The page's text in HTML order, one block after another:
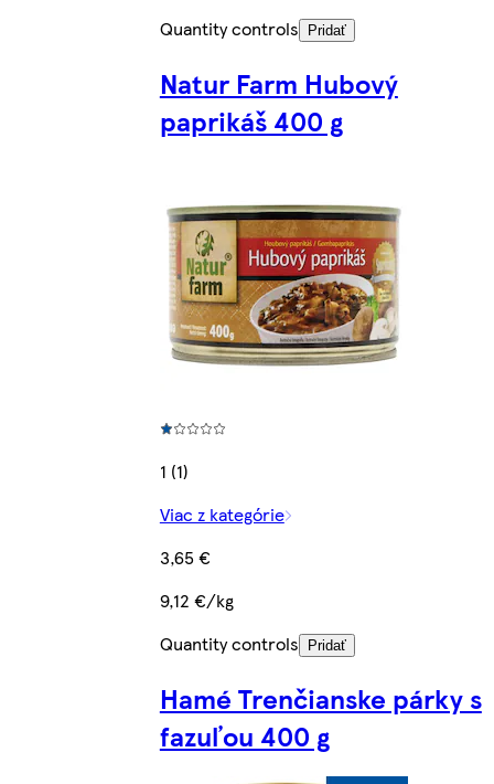
Quantity controls
Pridať
Natur Farm Hubový
paprikáš 400 g
1 (1)
Viac z kategórie
3,65 €
9,12 €/kg
Quantity controls
Pridať
Hamé Trenčianske párky s
fazuľou 400 g